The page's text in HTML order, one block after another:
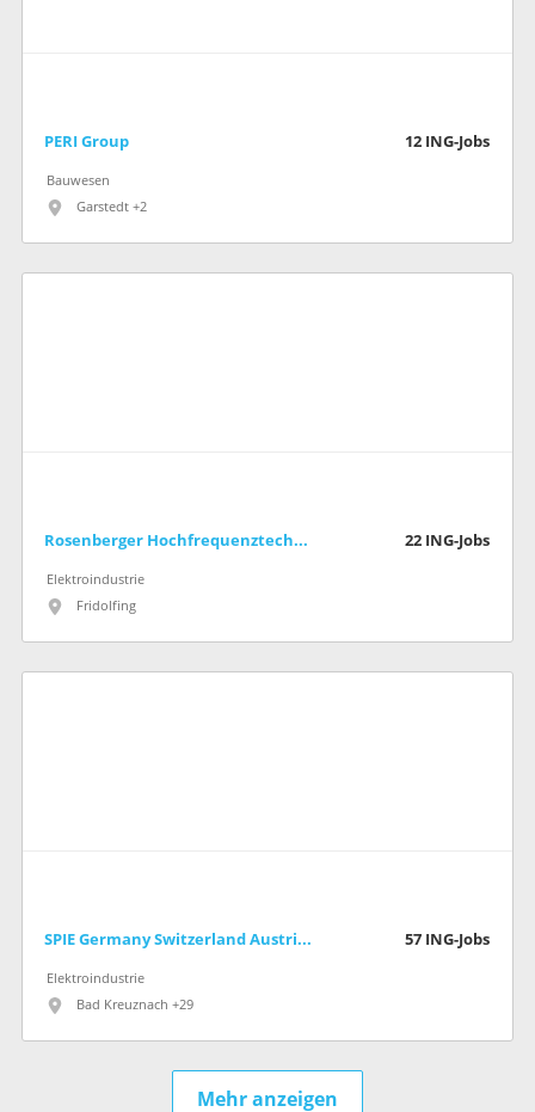
PERI Group 12 ING-Jobs
Bauwesen
Garstedt +2
Rosenberger Hochfrequenztechnik GmbH & Co. KG 22 ING-Jobs
Elektroindustrie
Fridolfing
SPIE Germany Switzerland Austria GmbH 57 ING-Jobs
Elektroindustrie
Bad Kreuznach +29
Mehr anzeigen